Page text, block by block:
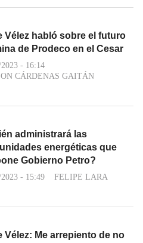
Vélez habló sobre el futuro
de Prodeco en el Cesar
- 16:14
CÁRDENAS GAITÁN
administrará las
energéticas que
Gobierno Petro?
- 15:49 FELIPE LARA
Vélez: Me arrepiento de no